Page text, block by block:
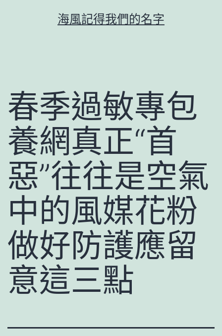
海風記得我們的名字
春季過敏專包
養網真正“首
惡”往往是空氣
中的風媒花粉
做好防護應留
意這三點